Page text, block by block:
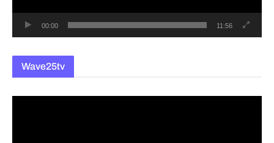
00:00 11:56
Wave25tv